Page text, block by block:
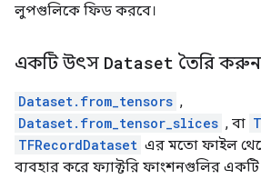
লুপগুলিকে ফিড করবে।
একটি উৎস Dataset তৈরি করুন
Dataset.from_tensors ,
Dataset.from_tensor_slices , বা
TFRecordDataset এর মতো ফাইল
ব্যবহার করে ফ্যাক্টরি ফাংশনগুলির